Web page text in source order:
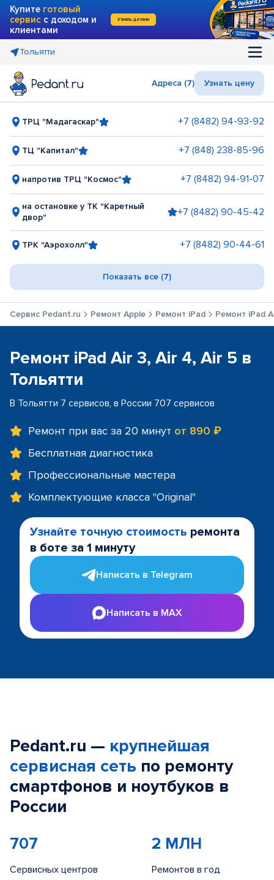
Купите готовый
сервис с доходом и
клиентами
Узнать детали
Тольятти
Адреса (7) Узнать цену
ТРЦ "Мадагаскар" +7 (8482) 94-93-92
ТЦ "Капитал" +7 (848) 238-85-96
напротив ТРЦ "Космос" +7 (8482) 94-91-07
на остановке у ТК "Каретный
двор"
+7 (8482) 90-45-42
ТРК "Аэрохолл" +7 (8482) 90-44-61
Показать все (7)
Сервис Pedant.ru Ремонт Apple Ремонт iPad Ремонт iPad
Ремонт iPad Air 3, Air 4, Air 5 в
Тольятти
В Тольятти 7 сервисов, в России 707 сервисов
Ремонт при вас за 20 минут от 890 ₽
Бесплатная диагностика
Профессиональные мастера
Комплектующие класса "Original"
Узнайте точную стоимость ремонта
в боте за 1 минуту
Написать в Telegram
Написать в MAX
Pedant.ru — крупнейшая
сервисная сеть по ремонту
смартфонов и ноутбуков в
России
707
Сервисных центров
2 МЛН
Ремонтов в год